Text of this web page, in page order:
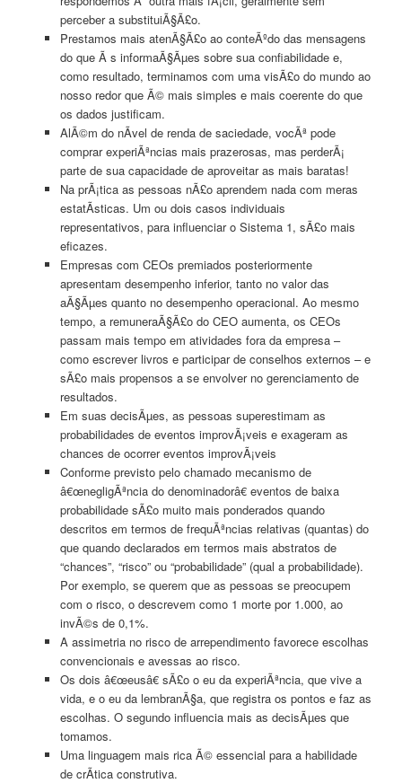
perceber a substituiÃ§Ã£o.
Prestamos mais atenÃ§Ã£o ao conteÃºdo das mensagens
do que Ã s informaÃ§Ãµes sobre sua confiabilidade e,
como resultado, terminamos com uma visÃ£o do mundo ao
nosso redor que Ã© mais simples e mais coerente do que
os dados justificam.
AlÃ©m do nÃ­vel de renda de saciedade, vocÃª pode
comprar experiÃªncias mais prazerosas, mas perderÃ¡
parte de sua capacidade de aproveitar as mais baratas!
Na prÃ¡tica as pessoas nÃ£o aprendem nada com meras
estatÃ­sticas. Um ou dois casos individuais
representativos, para influenciar o Sistema 1, sÃ£o mais
eficazes.
Empresas com CEOs premiados posteriormente
apresentam desempenho inferior, tanto no valor das
aÃ§Ãµes quanto no desempenho operacional. Ao mesmo
tempo, a remuneraÃ§Ã£o do CEO aumenta, os CEOs
passam mais tempo em atividades fora da empresa –
como escrever livros e participar de conselhos externos – e
sÃ£o mais propensos a se envolver no gerenciamento de
resultados.
Em suas decisÃµes, as pessoas superestimam as
probabilidades de eventos improvÃ¡veis e exageram as
chances de ocorrer eventos improvÃ¡veis
Conforme previsto pelo chamado mecanismo de
â€œnegligÃªncia do denominadorâ€ eventos de baixa
probabilidade sÃ£o muito mais ponderados quando
descritos em termos de frequÃªncias relativas (quantas) do
que quando declarados em termos mais abstratos de
“chances”, “risco” ou “probabilidade” (qual a probabilidade).
Por exemplo, se querem que as pessoas se preocupem
com o risco, o descrevem como 1 morte por 1.000, ao
invÃ©s de 0,1%.
A assimetria no risco de arrependimento favorece escolhas
convencionais e avessas ao risco.
Os dois â€œeusâ€ sÃ£o o eu da experiÃªncia, que vive a
vida, e o eu da lembranÃ§a, que registra os pontos e faz as
escolhas. O segundo influencia mais as decisÃµes que
tomamos.
Uma linguagem mais rica Ã© essencial para a habilidade
de crÃ­tica construtiva.